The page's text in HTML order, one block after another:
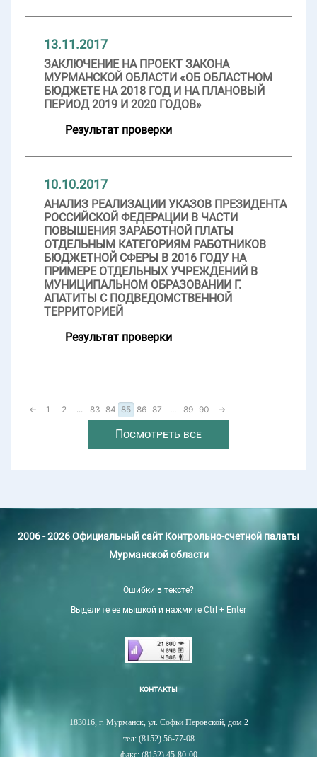
13.11.2017
ЗАКЛЮЧЕНИЕ НА ПРОЕКТ ЗАКОНА
МУРМАНСКОЙ ОБЛАСТИ «ОБ ОБЛАСТНОМ
БЮДЖЕТЕ НА 2018 ГОД И НА ПЛАНОВЫЙ
ПЕРИОД 2019 И 2020 ГОДОВ»
Результат проверки
10.10.2017
АНАЛИЗ РЕАЛИЗАЦИИ УКАЗОВ ПРЕЗИДЕНТА
РОССИЙСКОЙ ФЕДЕРАЦИИ В ЧАСТИ
ПОВЫШЕНИЯ ЗАРАБОТНОЙ ПЛАТЫ
ОТДЕЛЬНЫМ КАТЕГОРИЯМ РАБОТНИКОВ
БЮДЖЕТНОЙ СФЕРЫ В 2016 ГОДУ НА
ПРИМЕРЕ ОТДЕЛЬНЫХ УЧРЕЖДЕНИЙ В
МУНИЦИПАЛЬНОМ ОБРАЗОВАНИИ Г.
АПАТИТЫ С ПОДВЕДОМСТВЕННОЙ
ТЕРРИТОРИЕЙ
Результат проверки
← 1 2 ... 83 84 85 86 87 ... 89 90 →
Посмотреть все
2006 - 2026 Официальный сайт Контрольно-счетной палаты
Мурманской области
Ошибки в тексте?
Выделите ее мышкой и нажмите Ctrl + Enter
КОНТАКТЫ
183016, г. Мурманск, ул. Софьи Перовской, дом 2
тел: (8152) 56-77-08